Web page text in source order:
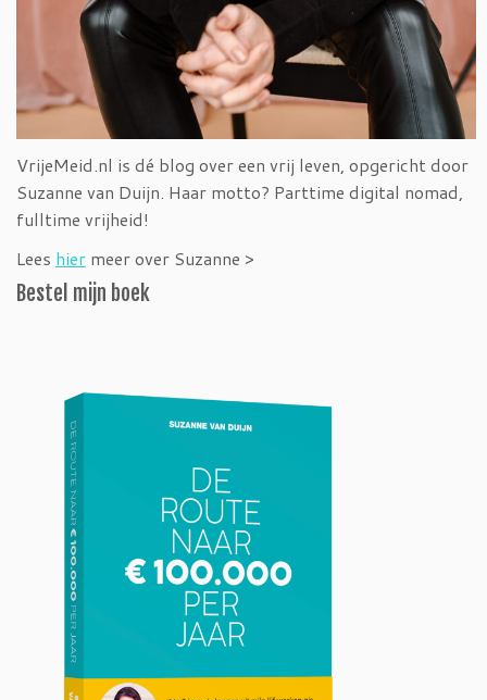
VrijeMeid.nl is dé blog over een vrij leven, opgericht door
Suzanne van Duijn. Haar motto? Parttime digital nomad,
fulltime vrijheid!
Lees hier meer over Suzanne >
Bestel mijn boek